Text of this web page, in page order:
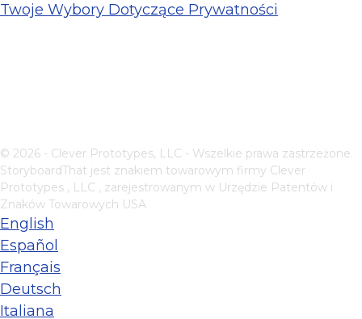
Twoje Wybory Dotyczące Prywatności
© 2026 - Clever Prototypes, LLC - Wszelkie prawa zastrzeżone.
StoryboardThat jest znakiem towarowym firmy Clever
Prototypes , LLC , zarejestrowanym w Urzędzie Patentów i
Znaków Towarowych USA
English
Español
Français
Deutsch
Italiana